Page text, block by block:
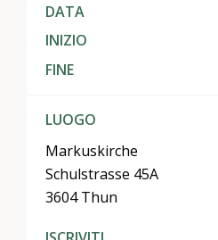
DATA
INIZIO
FINE
LUOGO
Markuskirche
Schulstrasse 45A
3604 Thun